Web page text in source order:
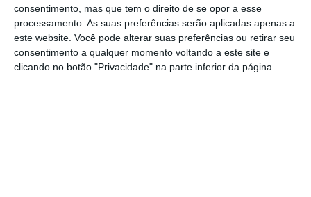
consentimento, mas que tem o direito de se opor a esse
processamento. As suas preferências serão aplicadas apenas a
este website. Você pode alterar suas preferências ou retirar seu
consentimento a qualquer momento voltando a este site e
clicando no botão "Privacidade" na parte inferior da página.